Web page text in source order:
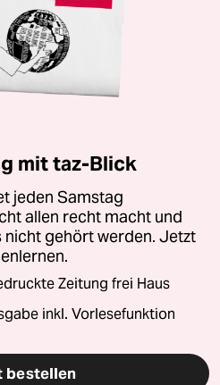
mit taz-Blick
jeden Samstag
allen recht macht und
gehört werden. Jetzt
Zeitung frei Haus
inkl. Vorlesefunktion
bestellen